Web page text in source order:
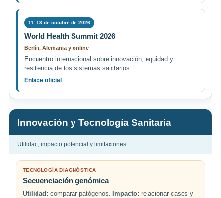
11–13 de octubre de 2026
World Health Summit 2026
Berlín, Alemania y online
Encuentro internacional sobre innovación, equidad y
resiliencia de los sistemas sanitarios.
Enlace oficial
Innovación y Tecnología Sanitaria
Utilidad, impacto potencial y limitaciones
TECNOLOGÍA DIAGNÓSTICA
Secuenciación genómica
Utilidad: comparar patógenos. Impacto: relacionar casos y